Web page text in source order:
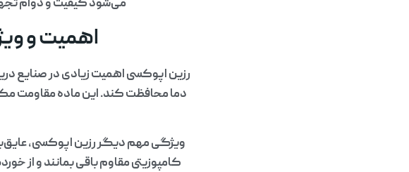
می‌شود کیفیت و دوام
اهمیت و
رزین اپوکسی اهمیت زیادی در صنایع
دما محافظت کند. این ماده مقاومت
ویژگی مهم دیگر رزین اپوکسی،
کامپوزیتی مقاوم باقی بمانند و